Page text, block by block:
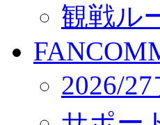
観戦ル
2026/